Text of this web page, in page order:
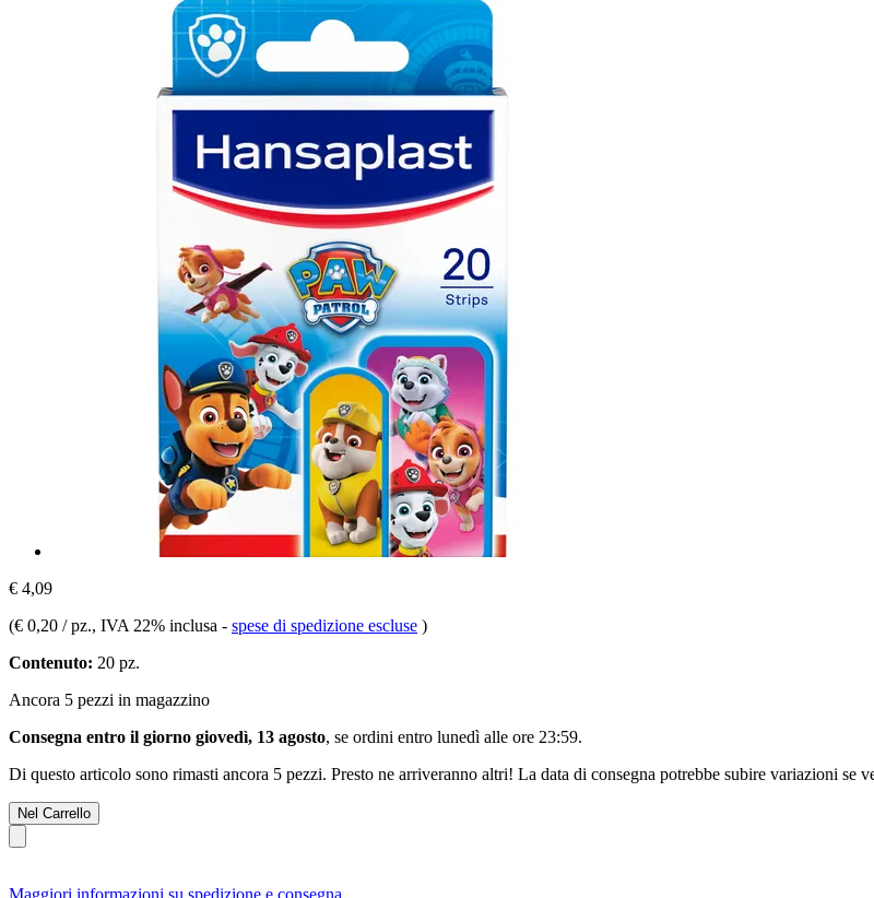
€ 4,09
(€ 0,20 / pz., IVA 22% inclusa - spese di spedizione escluse )
Contenuto: 20 pz.
Ancora 5 pezzi in magazzino
Consegna entro il giorno giovedì, 13 agosto, se ordini entro lunedì alle ore 23:59.
Di questo articolo sono rimasti ancora 5 pezzi. Presto ne arriveranno altri! La data di consegna potrebbe subire variazioni se
Nel Carrello
Maggiori informazioni su spedizione e consegna